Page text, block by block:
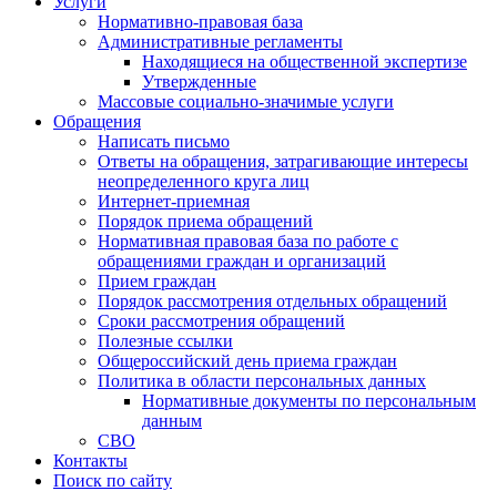
Нормативно-правовая база
Административные регламенты
Находящиеся на общественной экспертизе
Утвержденные
Массовые социально-значимые услуги
Обращения
Написать письмо
Ответы на обращения, затрагивающие интересы
неопределенного круга лиц
Интернет-приемная
Порядок приема обращений
Нормативная правовая база по работе с
обращениями граждан и организаций
Прием граждан
Порядок рассмотрения отдельных обращений
Сроки рассмотрения обращений
Полезные ссылки
Общероссийский день приема граждан
Политика в области персональных данных
Нормативные документы по персональным
данным
СВО
Контакты
Поиск по сайту